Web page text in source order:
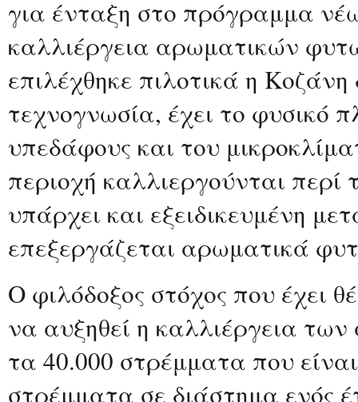
για ένταξη στο πρόγραμμα
καλλιέργεια αρωματικών
επιλέχθηκε πιλοτικά η Κοζάνη
τεχνογνωσία, έχει το φυσικό
υπεδάφους και του
περιοχή καλλιεργούνται
υπάρχει και εξειδικευμένη
επεξεργάζεται αρωματικά
Ο φιλόδοξος στόχος που έχει
να αυξηθεί η καλλιέργεια
τα 40.000 στρέμματα που
στρέμματα σε διάστημα ενός